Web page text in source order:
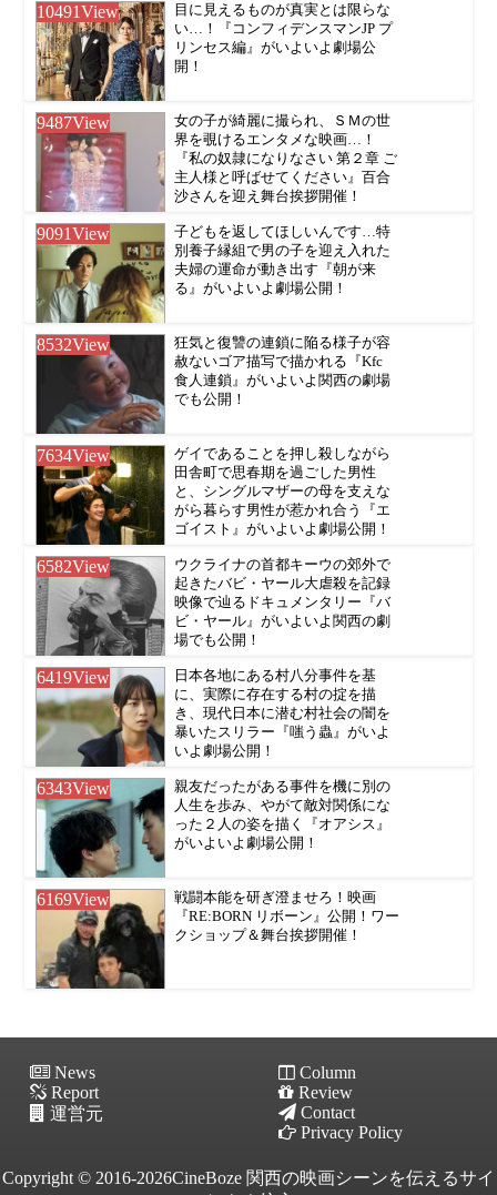
10491View
目に見えるものが真実とは限らな
い…！『コンフィデンスマンJP プ
リンセス編』がいよいよ劇場公
開！
9487View
女の子が綺麗に撮られ、ＳＭの世
界を覗けるエンタメな映画…！
『私の奴隷になりなさい 第２章 ご
主人様と呼ばせてください』百合
沙さんを迎え舞台挨拶開催！
9091View
子どもを返してほしいんです…特
別養子縁組で男の子を迎え入れた
夫婦の運命が動き出す『朝が来
る』がいよいよ劇場公開！
8532View
狂気と復讐の連鎖に陥る様子が容
赦ないゴア描写で描かれる『Kfc
食人連鎖』がいよいよ関西の劇場
でも公開！
7634View
ゲイであることを押し殺しながら
田舎町で思春期を過ごした男性
と、シングルマザーの母を支えな
がら暮らす男性が惹かれ合う『エ
ゴイスト』がいよいよ劇場公開！
6582View
ウクライナの首都キーウの郊外で
起きたバビ・ヤール大虐殺を記録
映像で辿るドキュメンタリー『バ
ビ・ヤール』がいよいよ関西の劇
場でも公開！
6419View
日本各地にある村八分事件を基
に、実際に存在する村の掟を描
き、現代日本に潜む村社会の闇を
暴いたスリラー『嗤う蟲』がいよ
いよ劇場公開！
6343View
親友だったがある事件を機に別の
人生を歩み、やがて敵対関係にな
った２人の姿を描く『オアシス』
がいよいよ劇場公開！
6169View
戦闘本能を研ぎ澄ませろ！映画
『RE:BORN リボーン』公開！ワー
クショップ＆舞台挨拶開催！
News
Column
Report
Review
運営元
Contact
Privacy Policy
Copyright © 2016-2026CineBoze 関西の映画シーンを伝えるサイ